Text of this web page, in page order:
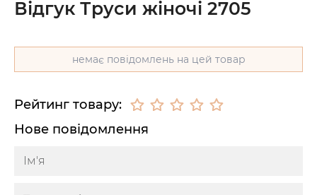
Відгук Труси жіночі 2705
немає повідомлень на цей товар
Рейтинг товару:
Нове повідомлення